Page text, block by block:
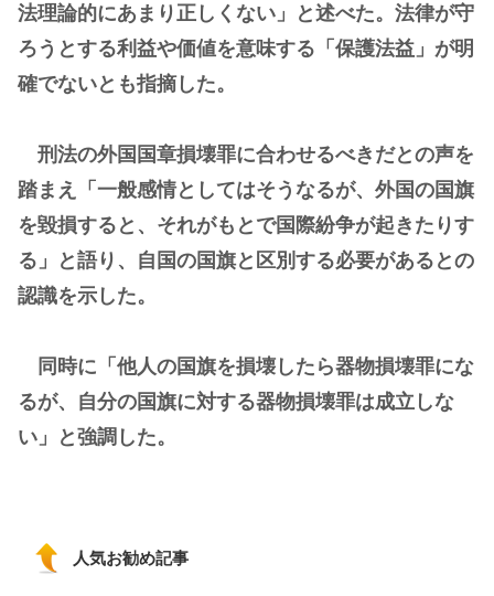
法理論的にあまり正しくない」と述べた。法律が守
ろうとする利益や価値を意味する「保護法益」が明
確でないとも指摘した。
刑法の外国国章損壊罪に合わせるべきだとの声を
踏まえ「一般感情としてはそうなるが、外国の国旗
を毀損すると、それがもとで国際紛争が起きたりす
る」と語り、自国の国旗と区別する必要があるとの
認識を示した。
同時に「他人の国旗を損壊したら器物損壊罪にな
るが、自分の国旗に対する器物損壊罪は成立しな
い」と強調した。
人気お勧め記事